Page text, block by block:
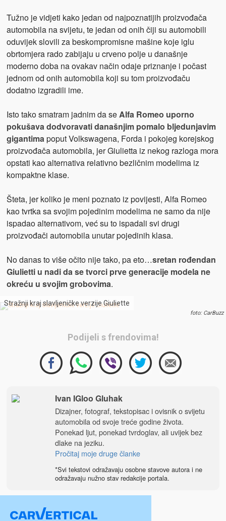
Tužno je vidjeti kako jedan od najpoznatijih proizvođača
automobila na svijetu, te jedan od onih čiji su automobili
oduvijek slovili za beskompromisne mašine koje iglu
obrtomjera rado zabijaju u crveno polje u današnje
moderno doba na ovakav način odaje priznanje i počast
jednom od onih automobila koji su tom proizvođaču
dodatno izgradili ime.
Isto tako smatram jadnim da seAlfa Romeo uporno
pokušava dodvoravati današnjim pomalo bljedunjavim
gigantimapoput Volkswagena, Forda i pokojeg korejskog
proizvođača automobila, jer Giulietta iz nekog razloga mora
opstati kaoalternativa relativno bezličnim modelima iz
kompaktne klase.
Šteta, jer koliko je meni poznato iz povijesti, Alfa Romeo
kao tvrtka sa svojim pojedinim modelima ne samo da nije
ispadao alternativom, već su to ispadali svi drugi
proizvođači automobila unutar pojedinih klasa.
No danas to više očito nije tako, pa eto…sretan rođendan
Giulietti u nadi da se tvorci prve generacije modela ne
okreću u svojim grobovima.
Stražnji kraj slavljeničke verzije Giuliette
foto: CarBuzz
Podijeli s frendovima!
Ivan IGloo Gluhak
Dizajner, fotograf, tekstopisac i ovisnik o svijetu
automobila od svoje treće godine života.
Ponekad ljut, ponekad tvrdoglav, ali uvijek bez
dlake na jeziku.
Pročitaj moje druge članke
*Svi tekstovi odražavaju osobne stavove autora i ne
odražavaju nužno stav redakcije portala.